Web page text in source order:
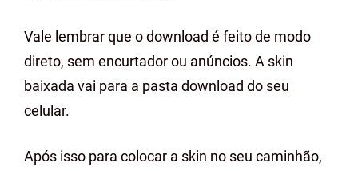
Vale lembrar que o download é feito de modo
direto, sem encurtador ou anúncios. A skin
baixada vai para a pasta download do seu
celular.
Após isso para colocar a skin no seu caminhão,